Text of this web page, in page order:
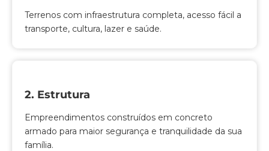
Terrenos com infraestrutura completa, acesso fácil a
transporte, cultura, lazer e saúde.
2. Estrutura
Empreendimentos construídos em concreto
armado para maior segurança e tranquilidade da sua
família.